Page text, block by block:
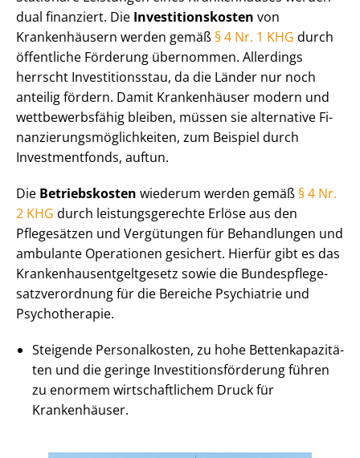
dual finanziert. Die In­ves­ti­ti­ons­kos­ten von
Krankenhäusern werden gemäß § 4 Nr. 1 KHG durch
öffentliche Förderung übernommen. Allerdings
herrscht In­ves­ti­ti­ons­stau, da die Länder nur noch
anteilig fördern. Damit Krankenhäuser modern und
wett­be­werbs­fä­hig bleiben, müssen sie alternative Fi­
nan­zie­rungs­mög­lich­kei­ten, zum Beispiel durch
Investmentfonds, auftun.
Die Betriebskosten wiederum werden gemäß § 4 Nr.
2 KHG durch leis­tungs­ge­rech­te Erlöse aus den
Pflegesätzen und Vergütungen für Behandlungen und
ambulante Operationen gesichert. Hierfür gibt es das
Kran­ken­haus­ent­gelt­ge­setz sowie die Bun­des­pfle­ge­
satz­ver­ord­nung für die Bereiche Psychiatrie und
Psychotherapie.
Steigende Personalkosten, zu hohe Bet­ten­ka­pa­zi­tä­
ten und die geringe In­ves­ti­ti­ons­för­de­rung führen
zu enormem wirt­schaft­li­chem Druck für
Krankenhäuser.